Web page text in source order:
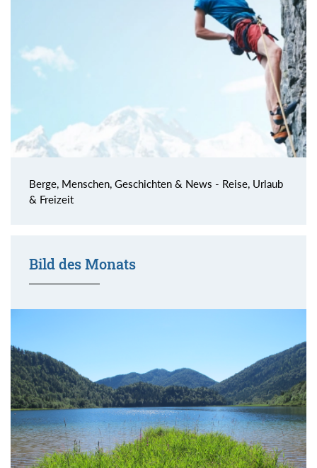
Berge, Menschen, Geschichten & News - Reise, Urlaub
& Freizeit
Bild des Monats